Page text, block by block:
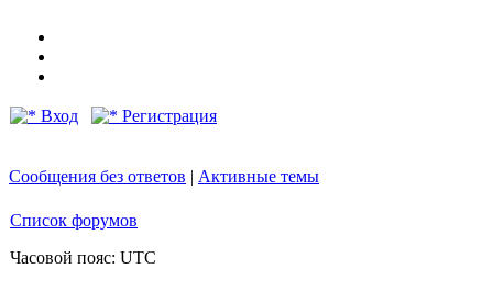
Вход Регистрация
Сообщения без ответов | Активные темы
Список форумов
Часовой пояс: UTC